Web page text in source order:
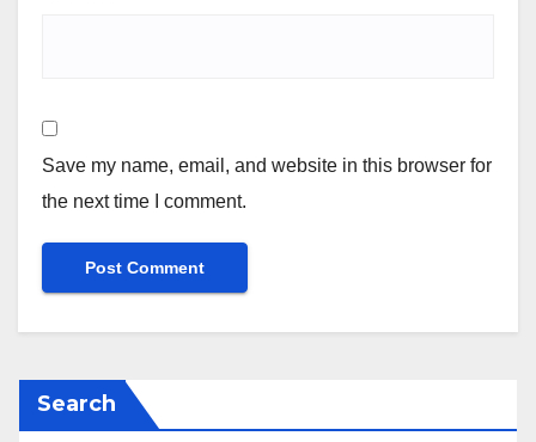
Save my name, email, and website in this browser for
the next time I comment.
Search